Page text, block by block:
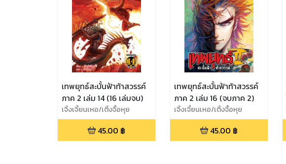
เทพยุทธ์สะบั้นฟ้าท้าสวรรค์
ภาค 2 เล่ม 14 (16 เล่มจบ)
เจิ้งเจี้ยนเหอ/เติ้งจื้อหุย
45.00 ฿
เทพยุทธ์สะบั้นฟ้าท้าสวรรค์
ภาค 2 เล่ม 16 (จบภาค 2)
เจิ้งเจี้ยนเหอ/เติ้งจื้อหุย
45.00 ฿